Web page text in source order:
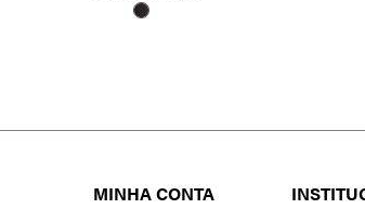
MINHA CONTA